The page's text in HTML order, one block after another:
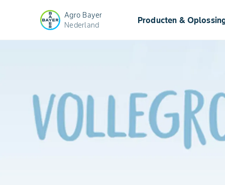
Agro Bayer
Nederland
Producten &